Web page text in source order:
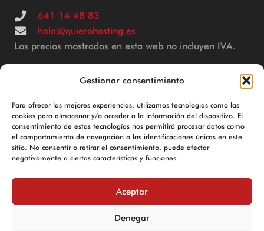
Gestionar consentimiento
Para ofrecer las mejores experiencias, utilizamos tecnologías como las
cookies para almacenar y/o acceder a la información del dispositivo. El
consentimiento de estas tecnologías nos permitirá procesar datos como
el comportamiento de navegación o las identificaciones únicas en este
sitio. No consentir o retirar el consentimiento, puede afectar
negativamente a ciertas características y funciones.
Aceptar
Denegar
641 14 48 83
hola@quierohosting.es
Los precios mostrados en esta web no incluyen IVA.
© 2025 Powered byCH Consulting
Hosting de calidad para empresas y autónomos
Aviso Legal
Política de Cookies